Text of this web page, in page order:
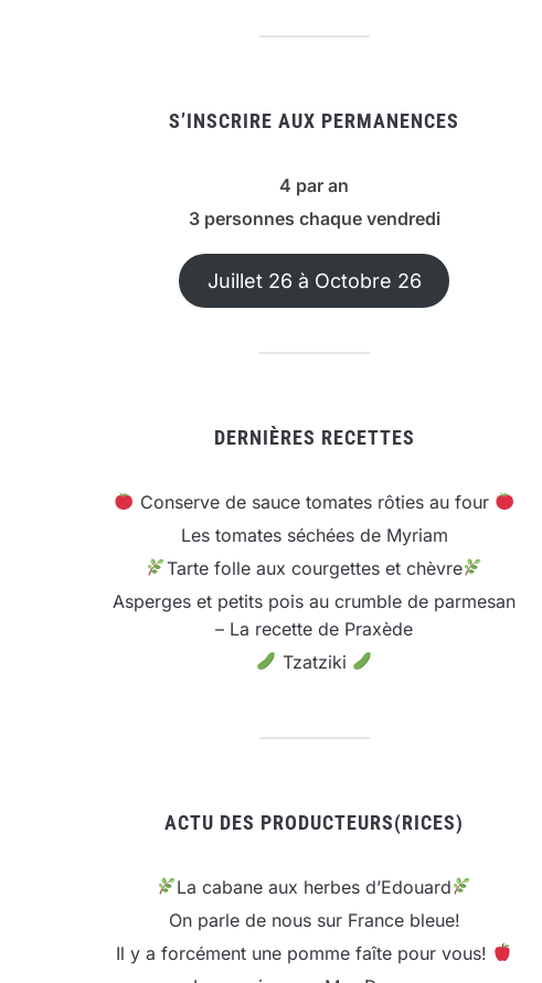
S’INSCRIRE AUX PERMANENCES
4 par an
3 personnes chaque vendredi
Juillet 26 à Octobre 26
DERNIÈRES RECETTES
Conserve de sauce tomates rôties au four
Les tomates séchées de Myriam
Tarte folle aux courgettes et chèvre
Asperges et petits pois au crumble de parmesan
– La recette de Praxède
Tzatziki
ACTU DES PRODUCTEURS(RICES)
La cabane aux herbes d’Edouard
On parle de nous sur France bleue!
Il y a forcément une pomme faîte pour vous!